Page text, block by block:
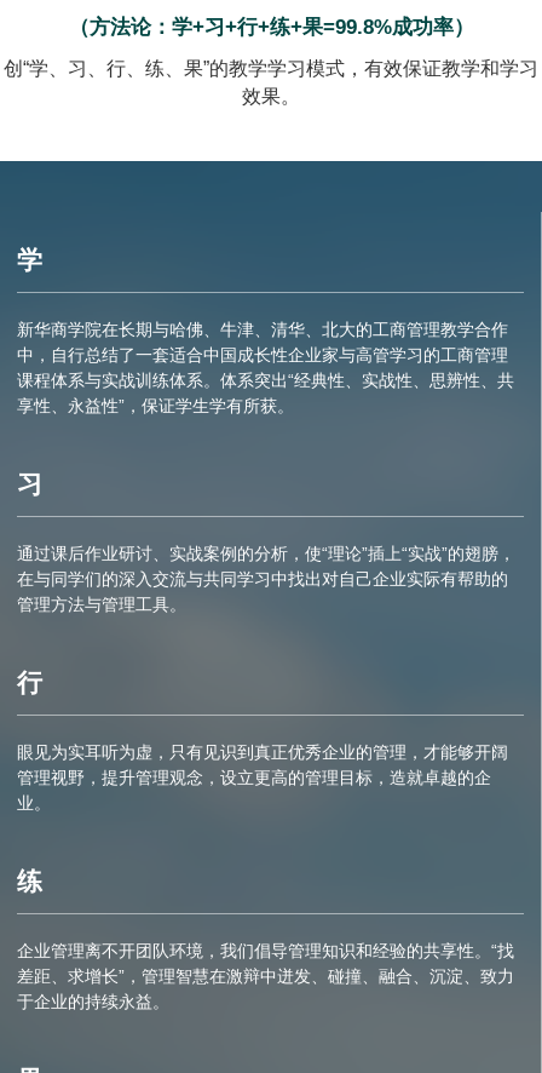
（方法论：学+习+行+练+果=99.8%成功率）
创“学、习、行、练、果”的教学学习模式，有效保证教学和学习
效果。
学
新华商学院在长期与哈佛、牛津、清华、北大的工商管理教学合作
中，自行总结了一套适合中国成长性企业家与高管学习的工商管理
课程体系与实战训练体系。体系突出“经典性、实战性、思辨性、共
享性、永益性”，保证学生学有所获。
习
通过课后作业研讨、实战案例的分析，使“理论”插上“实战”的翅膀，
在与同学们的深入交流与共同学习中找出对自己企业实际有帮助的
管理方法与管理工具。
行
眼见为实耳听为虚，只有见识到真正优秀企业的管理，才能够开阔
管理视野，提升管理观念，设立更高的管理目标，造就卓越的企
业。
练
企业管理离不开团队环境，我们倡导管理知识和经验的共享性。“找
差距、求增长”，管理智慧在激辩中迸发、碰撞、融合、沉淀、致力
于企业的持续永益。